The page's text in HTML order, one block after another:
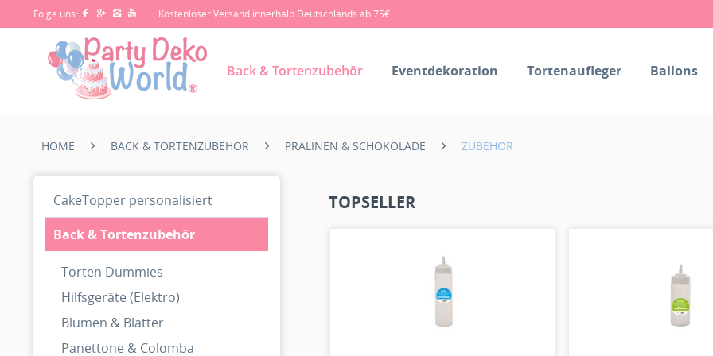
Folge uns: Kostenloser Versand innerhalb Deutschlands ab 75€
Back & Tortenzubehör Eventdekoration Tortenaufleger Ballons
HOME BACK & TORTENZUBEHÖR PRALINEN & SCHOKOLADE ZUBEHÖR
CakeTopper personalisiert
Back & Tortenzubehör
Torten Dummies
Hilfsgeräte (Elektro)
Blumen & Blätter
Panettone & Colomba
TOPSELLER